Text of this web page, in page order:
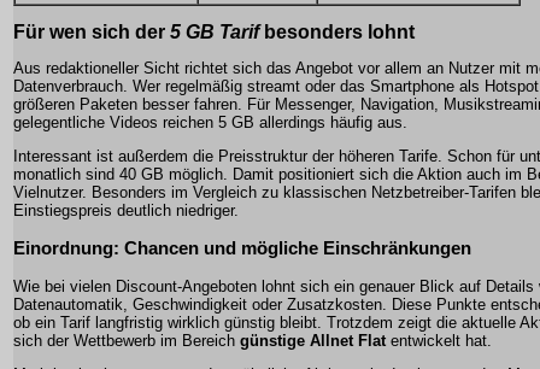
Für wen sich der 5 GB Tarifbesonders lohnt
Aus redaktioneller Sicht richtet sich das Angebot vor allem an Nutzer mit
Datenverbrauch. Wer regelmäßig streamt oder das Smartphone als
größeren Paketen besser fahren. Für Messenger, Navigation,
gelegentliche Videos reichen 5 GB allerdings häufig aus.
Interessant ist außerdem die Preisstruktur der höheren Tarife. Schon für
monatlich sind 40 GB möglich. Damit positioniert sich die Aktion auch im
Vielnutzer. Besonders im Vergleich zu klassischen Netzbetreiber-Tarifen
Einstiegspreis deutlich niedriger.
Einordnung: Chancen und mögliche Einschränkungen
Wie bei vielen Discount-Angeboten lohnt sich ein genauer Blick auf Details
Datenautomatik, Geschwindigkeit oder Zusatzkosten. Diese Punkte
ob ein Tarif langfristig wirklich günstig bleibt. Trotzdem zeigt die aktuelle
sich der Wettbewerb im Bereich günstige Allnet Flat entwickelt hat.